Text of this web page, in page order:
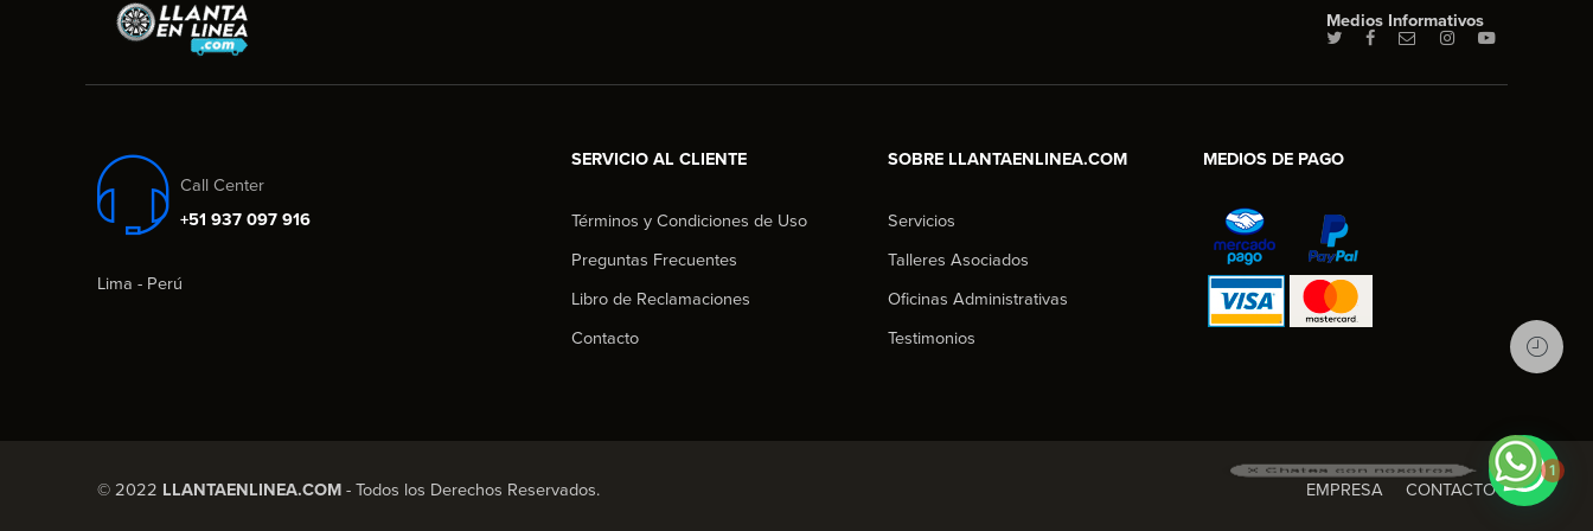
Medios Informativos
Call Center
+51 937 097 916
Lima - Perú
SERVICIO AL CLIENTE
Términos y Condiciones de Uso
Preguntas Frecuentes
Libro de Reclamaciones
Contacto
SOBRE LLANTAENLINEA.COM
Servicios
Talleres Asociados
Oficinas Administrativas
Testimonios
MEDIOS DE PAGO
© 2022 LLANTAENLINEA.COM - Todos los Derechos Reservados. EMPRESA CONTACTO
X Chatea con nosotros
1